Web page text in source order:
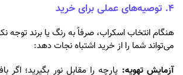
۴. توصیه‌های عملی برای خرید
هنگام انتخاب اسکراب، صرفاً به رنگ یا برند توجه
می‌تواند شما را از خرید اشتباه نجات دهد:
آزمایش تهویه: پارچه را مقابل نور بگیرید؛